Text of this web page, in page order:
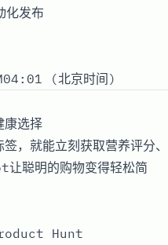
发布
(北京时间)
康选择
，就能立刻获取营养评分、
聪明的购物变得轻松简
Hunt